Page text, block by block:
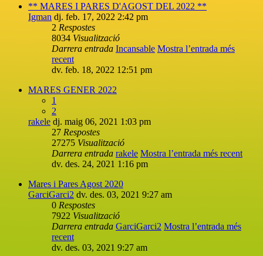
** MARES I PARES D'AGOST DEL 2022 **
Igman dj. feb. 17, 2022 2:42 pm
2 Respostes
8034 Visualització
Darrera entrada Incansable Mostra l’entrada més
recent
dv. feb. 18, 2022 12:51 pm
MARES GENER 2022
1
2
rakele dj. maig 06, 2021 1:03 pm
27 Respostes
27275 Visualització
Darrera entrada rakele Mostra l’entrada més recent
dv. des. 24, 2021 1:16 pm
Mares i Pares Agost 2020
GarciGarci2 dv. des. 03, 2021 9:27 am
0 Respostes
7922 Visualització
Darrera entrada GarciGarci2 Mostra l’entrada més
recent
dv. des. 03, 2021 9:27 am